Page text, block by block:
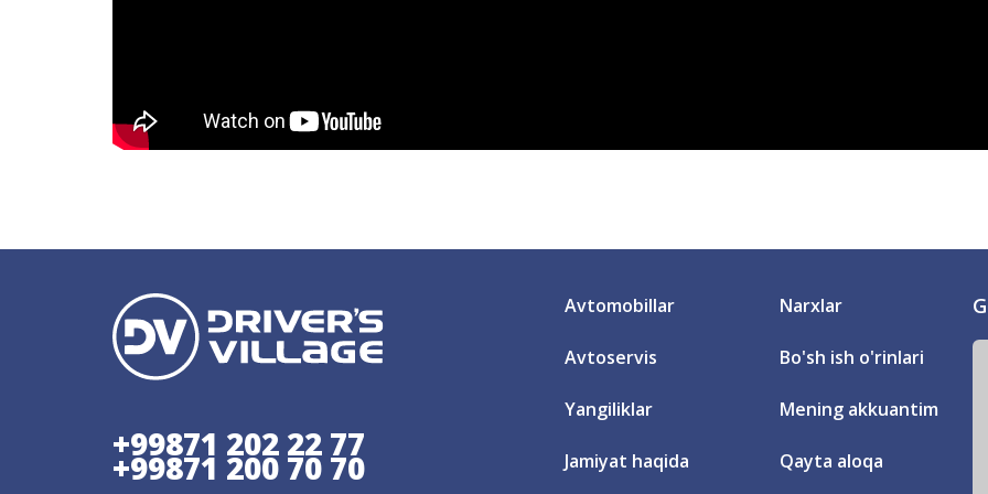
+99871 202 22 77
+99871 200 70 70
Avtomobillar
Avtoservis
Yangiliklar
Jamiyat haqida
Narxlar
Bo'sh ish o'rinlari
Mening akkuantim
Qayta aloqa